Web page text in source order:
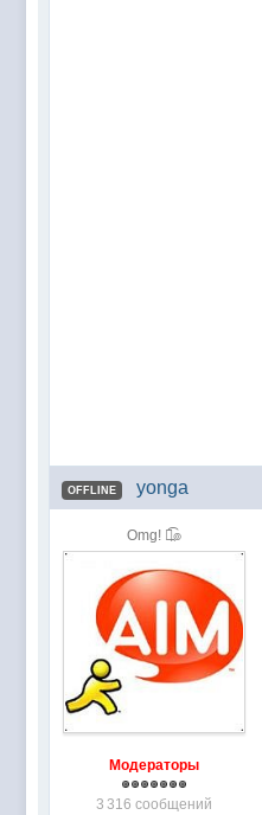
OFFLINE yonga
Omg! ๏̯͡๏
Модераторы
3 316 сообщений